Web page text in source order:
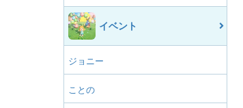
イベント
ジョニー
ことの